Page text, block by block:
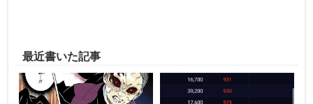
最近書いた記事